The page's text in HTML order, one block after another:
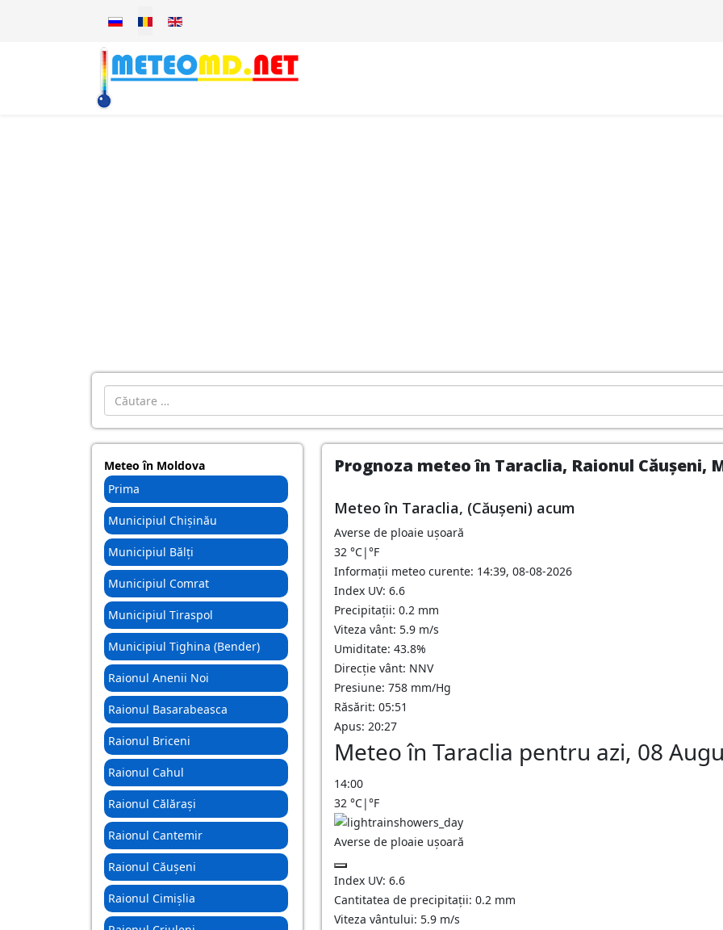
Selectați limba dvs
Introdu localitatea:
Meteo în Moldova
Prima
Municipiul Chișinău
Municipiul Bălți
Municipiul Comrat
Municipiul Tiraspol
Municipiul Tighina (Bender)
Raionul Anenii Noi
Raionul Basarabeasca
Raionul Briceni
Raionul Cahul
Raionul Călărași
Raionul Cantemir
Raionul Căușeni
Raionul Cimișlia
Prognoza meteo în Taraclia, Raionul Căușeni,
Meteo în Taraclia, (Căușeni) acum
Averse de ploaie ușoară
32 °C|°F
Informații meteo curente: 14:39, 08-08-2026
Index UV: 6.6
Precipitații: 0.2 mm
Viteza vânt: 5.9 m/s
Umiditate: 43.8%
Direcție vânt: NNV
Presiune: 758 mm/Hg
Răsărit: 05:51
Apus: 20:27
Meteo în Taraclia pentru azi, 08
14:00
32 °C|°F
Averse de ploaie ușoară
Index UV: 6.6
Cantitatea de precipitații: 0.2 mm
Viteza vântului: 5.9 m/s